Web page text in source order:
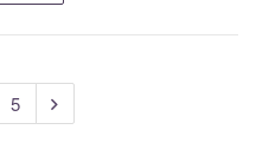
news-content.php?
5